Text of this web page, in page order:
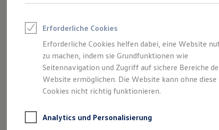
Saisonangebote
Leasing
Leasing-Angebote
Gebrauchtwagen Leasing
Junge Gebrauchtwagen-Leasing
Elektroauto Leasing
Kleinwagen-Leasing
Leasing ohne Anzahlung
Autokredit mit Schlussrate
Versicherungen und Garantien
Vielseitig, komfortabel,
leistungsstark. Der
Touran.
Erforderliche Cookies
Erforderliche Cookies helfen dabei, eine Website
zu machen, indem sie Grundfunktionen wie
Seitennavigation und Zugriff auf sichere Bereiche
Website ermöglichen. Die Website kann ohne diese
Cookies nicht richtig funktionieren.
Analytics und Personalisierung